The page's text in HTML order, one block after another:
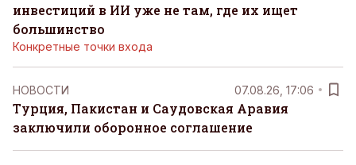
инвестиций в ИИ уже не там, где их ищет
большинство
Конкретные точки входа
НОВОСТИ 07.08.26, 17:06
Турция, Пакистан и Саудовская Аравия
заключили оборонное соглашение